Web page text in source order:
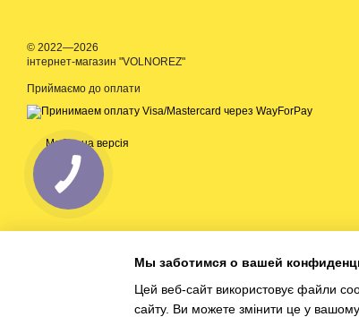
© 2022—2026
інтернет-магазин "VOLNOREZ"
Приймаємо до оплати
Мобільна версія
Мы заботимся о вашей
Цей веб-сайт використовує файли
сайту. Ви можете змінити це у